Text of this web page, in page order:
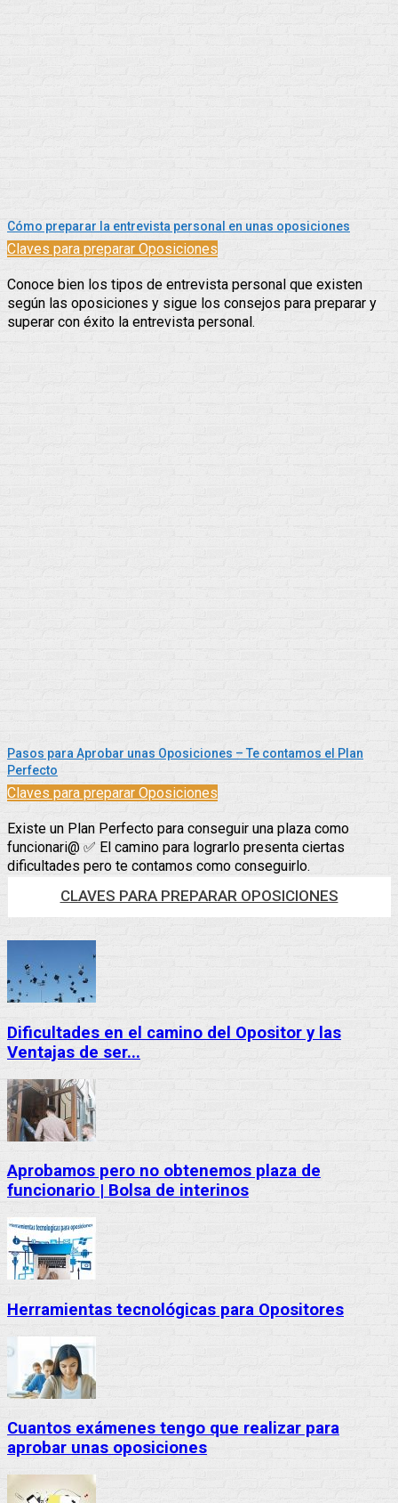
Cómo preparar la entrevista personal en unas oposiciones
Claves para preparar Oposiciones
Conoce bien los tipos de entrevista personal que existen
según las oposiciones y sigue los consejos para preparar y
superar con éxito la entrevista personal.
Pasos para Aprobar unas Oposiciones – Te contamos el Plan
Perfecto
Claves para preparar Oposiciones
Existe un Plan Perfecto para conseguir una plaza como
funcionari@ ✅ El camino para lograrlo presenta ciertas
dificultades pero te contamos como conseguirlo.
CLAVES PARA PREPARAR OPOSICIONES
Dificultades en el camino del Opositor y las
Ventajas de ser...
Aprobamos pero no obtenemos plaza de
funcionario | Bolsa de interinos
Herramientas tecnológicas para Opositores
Cuantos exámenes tengo que realizar para
aprobar unas oposiciones